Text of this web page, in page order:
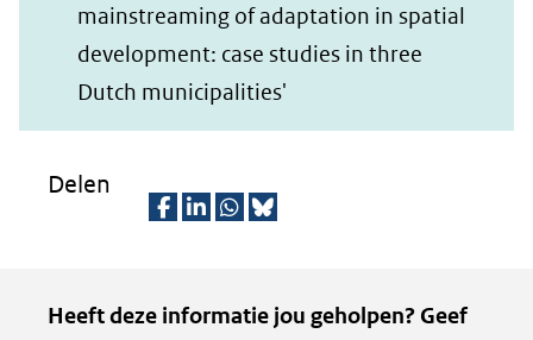
mainstreaming of adaptation in spatial
development: case studies in three
Dutch municipalities'
in
een
Delen
l
l
l
z
Kopie
Heeft deze informatie jou geholpen? Geef